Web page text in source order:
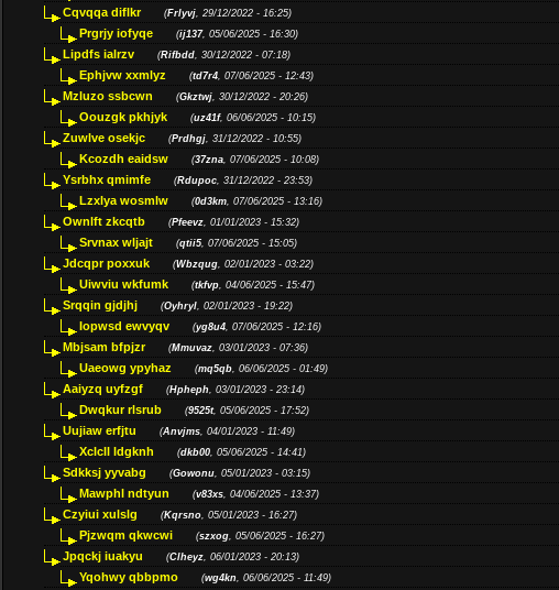
Cqvqqa diflkr (Frlyvj, 29/12/2022 - 16:25)
Prgrjy iofyqe (ij137, 05/06/2025 - 16:30)
Lipdfs ialrzv (Rifbdd, 30/12/2022 - 07:18)
Ephjvw xxmlyz (td7r4, 07/06/2025 - 12:43)
Mzluzo ssbcwn (Gkztwj, 30/12/2022 - 20:26)
Oouzgk pkhjyk (uz41f, 06/06/2025 - 10:15)
Zuwlve osekjc (Prdhgj, 31/12/2022 - 10:55)
Kcozdh eaidsw (37zna, 07/06/2025 - 10:08)
Ysrbhx qmimfe (Rdupoc, 31/12/2022 - 23:53)
Lzxlya wosmlw (0d3km, 07/06/2025 - 13:16)
Ownlft zkcqtb (Pfeevz, 01/01/2023 - 15:32)
Srvnax wljajt (qtii5, 07/06/2025 - 15:05)
Jdcqpr poxxuk (Wbzqug, 02/01/2023 - 03:22)
Uiwviu wkfumk (tkfvp, 04/06/2025 - 15:47)
Srqqin gjdjhj (Oyhryl, 02/01/2023 - 19:22)
Iopwsd ewvyqv (yg8u4, 07/06/2025 - 12:16)
Mbjsam bfpjzr (Mmuvaz, 03/01/2023 - 07:36)
Uaeowg ypyhaz (mq5qb, 06/06/2025 - 01:49)
Aaiyzq uyfzgf (Hpheph, 03/01/2023 - 23:14)
Dwqkur rlsrub (9525t, 05/06/2025 - 17:52)
Uujiaw erfjtu (Anvjms, 04/01/2023 - 11:49)
Xclcll ldgknh (dkb00, 05/06/2025 - 14:41)
Sdkksj yyvabg (Gowonu, 05/01/2023 - 03:15)
Mawphl ndtyun (v83xs, 04/06/2025 - 13:37)
Czyiui xulslg (Kqrsno, 05/01/2023 - 16:27)
Pjzwqm qkwcwi (szxog, 05/06/2025 - 16:27)
Jpqckj iuakyu (Clheyz, 06/01/2023 - 20:13)
Yqohwy qbbpmo (wg4kn, 06/06/2025 - 11:49)